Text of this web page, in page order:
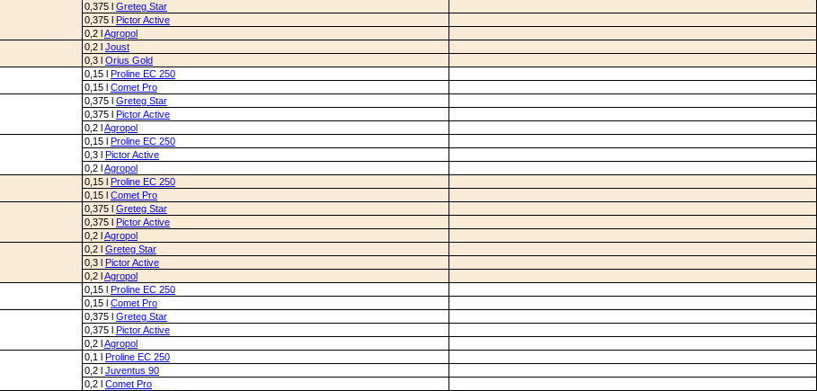
0,375 l Greteg Star
0,375 l Pictor Active
0,2 lAgropol
0,2 l Joust
0,3 l Orius Gold
0,15 l Proline EC 250
0,15 l Comet Pro
0,375 l Greteg Star
0,375 l Pictor Active
0,2 lAgropol
0,15 l Proline EC 250
0,3 l Pictor Active
0,2 lAgropol
0,15 l Proline EC 250
0,15 l Comet Pro
0,375 l Greteg Star
0,375 l Pictor Active
0,2 lAgropol
0,2 l Greteg Star
0,3 l Pictor Active
0,2 lAgropol
0,15 l Proline EC 250
0,15 l Comet Pro
0,375 l Greteg Star
0,375 l Pictor Active
0,2 lAgropol
0,1 l Proline EC 250
0,2 l Juventus 90
0,2 l Comet Pro